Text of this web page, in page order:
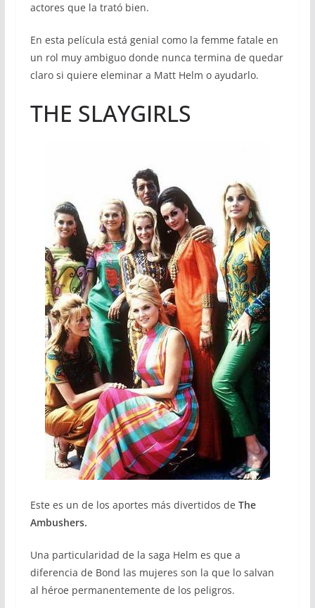
actores que la trató bien.
En esta película está genial como la femme fatale en
un rol muy ambiguo donde nunca termina de quedar
claro si quiere eleminar a Matt Helm o ayudarlo.
THE SLAYGIRLS
Este es un de los aportes más divertidos de The
Ambushers.
Una particularidad de la saga Helm es que a
diferencia de Bond las mujeres son la que lo salvan
al héroe permanentemente de los peligros.